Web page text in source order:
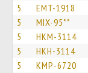
5 EMT-1918
5 MIX-95**
5 HKM-3114
5 HKH-3114
5 KMP-6720